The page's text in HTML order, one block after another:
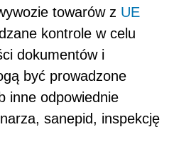
towarów z UE
kontrole w celu
dokumentów i
być prowadzone
inne odpowiednie
sanepid, inspekcję